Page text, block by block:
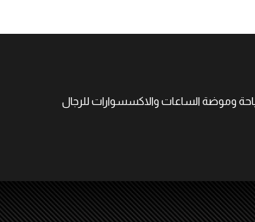
وموضة الساعات والاكسسوارات للرجال